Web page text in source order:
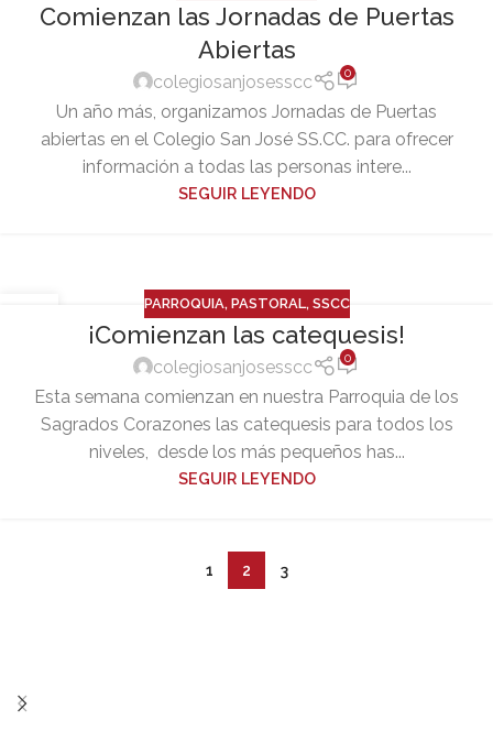
ENEComienzan las Jornadas de Puertas
Abiertas
colegiosanjosesscc 0
Un año más, organizamos Jornadas de Puertas
abiertas en el Colegio San José SS.CC. para ofrecer
información a todas las personas intere...
SEGUIR LEYENDO
PARROQUIA, PASTORAL, SSCC
¡Comienzan las catequesis!
colegiosanjosesscc 0
Esta semana comienzan en nuestra Parroquia de los
Sagrados Corazones las catequesis para todos los
niveles, desde los más pequeños has...
SEGUIR LEYENDO
1 2 3